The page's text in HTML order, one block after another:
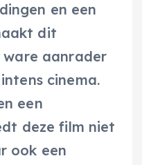
en een
dit
aanrader
cinema.
een
deze film niet
ook een